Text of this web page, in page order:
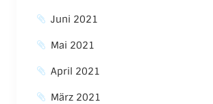
Juni 2021
Mai 2021
April 2021
März 2021